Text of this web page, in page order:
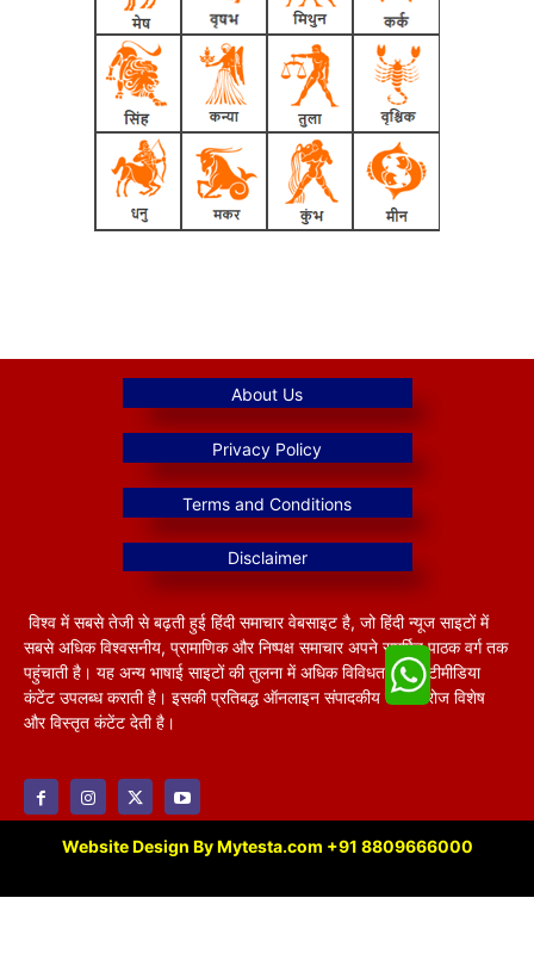
विश्व में सबसे तेजी से बढ़ती हुई हिंदी समाचार वेबसाइट है, जो हिंदी न्यूज साइटों में
सबसे अधिक विश्वसनीय, प्रामाणिक और निष्पक्ष समाचार अपने समर्पित पाठक वर्ग तक
पहुंचाती है। यह अन्य भाषाई साइटों की तुलना में अधिक विविधतापूर्ण मल्टीमीडिया
कंटेंट उपलब्ध कराती है। इसकी प्रतिबद्ध ऑनलाइन संपादकीय टीम हररोज विशेष
और विस्तृत कंटेंट देती है।
Website Design By Mytesta.com +91 8809666000